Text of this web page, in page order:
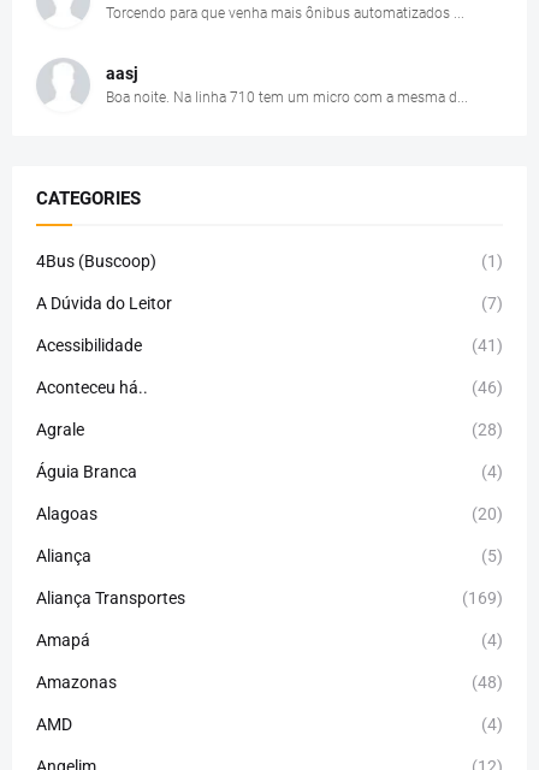
Torcendo para que venha mais ônibus automatizados ...
aasj
Boa noite. Na linha 710 tem um micro com a mesma d...
CATEGORIES
4Bus (Buscoop) (1)
A Dúvida do Leitor (7)
Acessibilidade (41)
Aconteceu há.. (46)
Agrale (28)
Águia Branca (4)
Alagoas (20)
Aliança (5)
Aliança Transportes (169)
Amapá (4)
Amazonas (48)
AMD (4)
Angelim (12)